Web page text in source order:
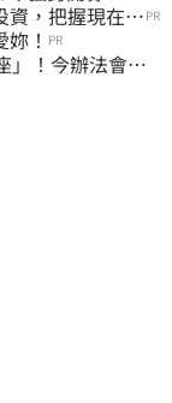
資，把握現在不 PR
！ PR
」！今辦法會安